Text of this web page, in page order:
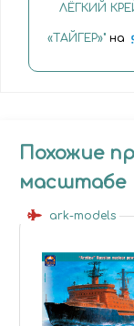
ЛЁГКИЙ
«ТАЙГЕР»" на
Похожие
масштабе
ark-models